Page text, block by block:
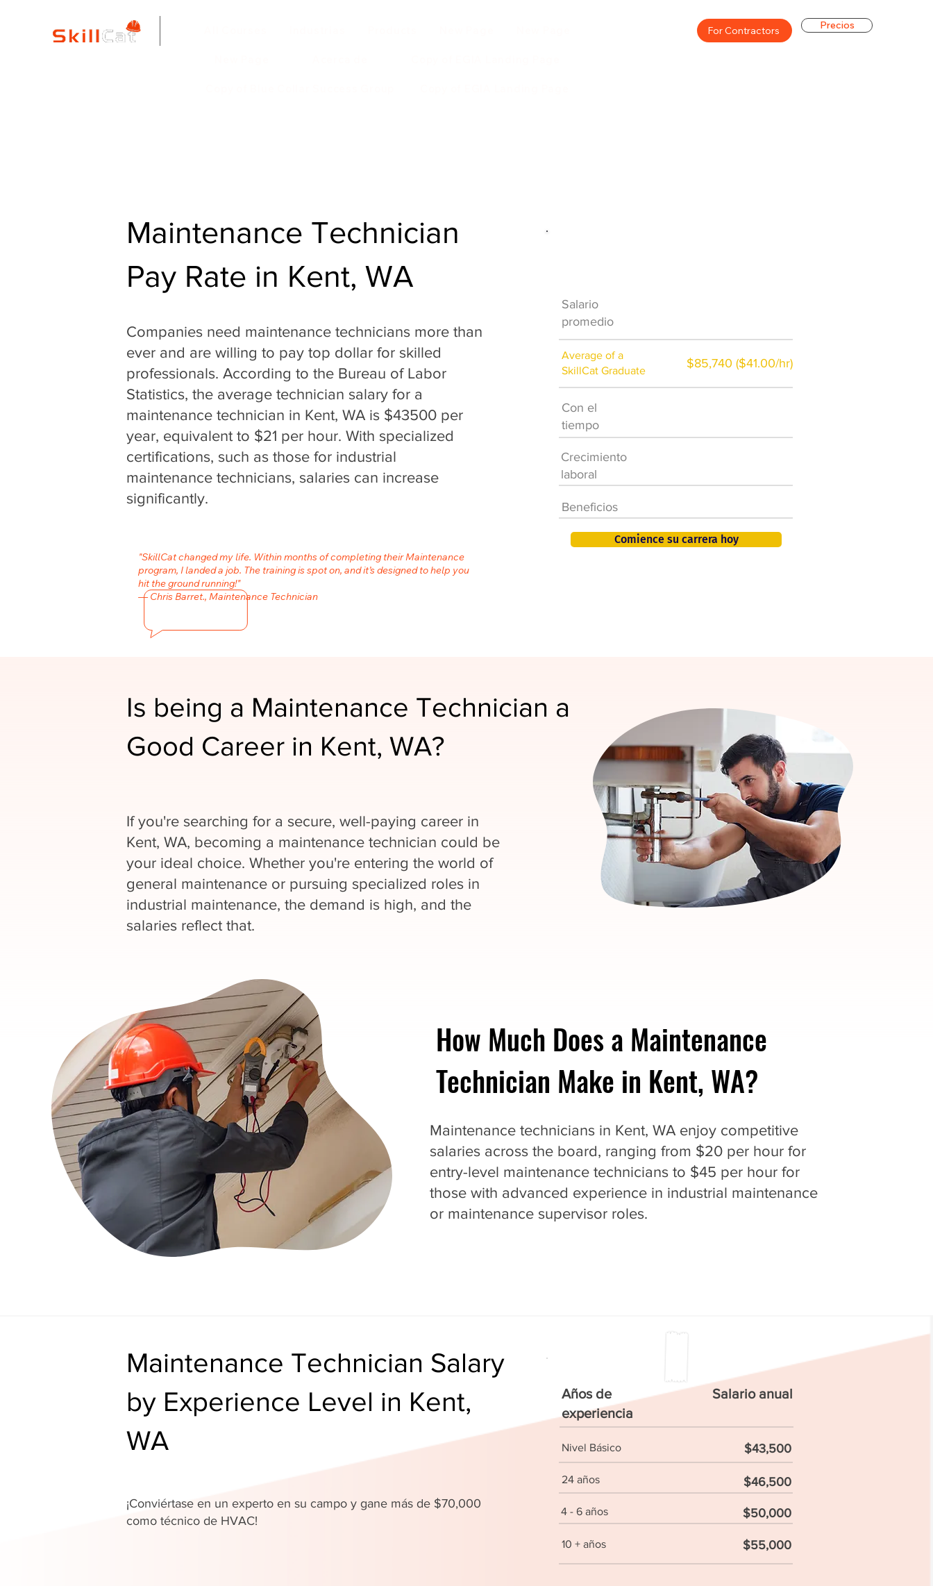
For Contractors Precios
Maintenance Technician
Pay Rate in Kent, WA
Companies need maintenance technicians more than
ever and are willing to pay top dollar for skilled
professionals. According to the Bureau of Labor
Statistics, the average technician salary for a
maintenance technician in Kent, WA is $43500 per
year, equivalent to $21 per hour. With specialized
certifications, such as those for industrial
maintenance technicians, salaries can increase
significantly.
"SkillCat changed my life. Within months of completing their Maintenance
program, I landed a job. The training is spot on, and it’s designed to help you
hit the ground running!"
— Chris Barret., Maintenance Technician
Salario
promedio
Average of a
SkillCat Graduate
$85,740 ($41.00/hr)
Con el
tiempo
Crecimiento
laboral
Beneficios
Comience su carrera hoy
Is being a Maintenance Technician a
Good Career in Kent, WA?
If you're searching for a secure, well-paying career in
Kent, WA, becoming a maintenance technician could be
your ideal choice. Whether you're entering the world of
general maintenance or pursuing specialized roles in
industrial maintenance, the demand is high, and the
salaries reflect that.
How Much Does a Maintenance
Technician Make in Kent, WA?
Maintenance technicians in Kent, WA enjoy competitive
salaries across the board, ranging from $20 per hour for
entry-level maintenance technicians to $45 per hour for
those with advanced experience in industrial maintenance
or maintenance supervisor roles.
Maintenance Technician Salary
by Experience Level in Kent,
WA
¡Conviértase en un experto en su campo y gane más de $70,000
como técnico de HVAC!
Años de
experiencia
Salario anual
Nivel Básico $43,500
24 años $46,500
4 - 6 años $50,000
10 + años $55,000